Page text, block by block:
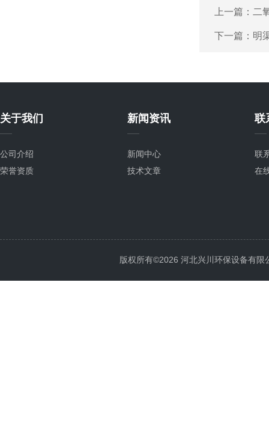
上一篇： 二
下一篇： 明
关于我们
公司介绍
荣誉资质
新闻资讯
新闻中心
技术文章
联
联
在
版权所有©2026 河北兴川环保设备有